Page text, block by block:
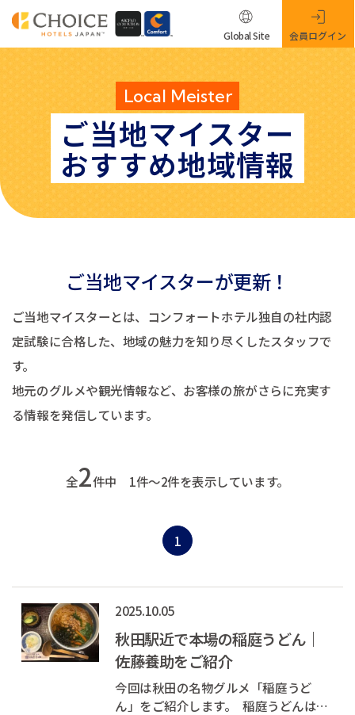
Local Meister
ご当地マイスター
おすすめ地域情報
Global Site 会員ログイン
ご当地マイスターが更新！
ご当地マイスターとは、コンフォートホテル独自の社内認
定試験に合格した、地域の魅力を知り尽くしたスタッフで
す。
地元のグルメや観光情報など、お客様の旅がさらに充実す
る情報を発信しています。
全2件中 1件～2件を表示しています。
1
2025.10.05
秋田駅近で本場の稲庭うどん｜
佐藤養助をご紹介
今回は秋田の名物グルメ「稲庭うど
ん」をご紹介します。 稲庭うどんは、